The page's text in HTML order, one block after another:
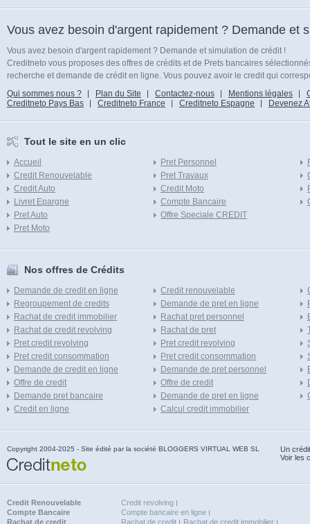
Vous avez besoin d'argent rapidement ? Demande et
Vous avez besoin d'argent rapidement ? Demande et simulation de crédit !
Creditneto vous proposes des offres de crédits et de Prets bancaires
recherche et demande de crédit en ligne. Vous pouvez avoir le credit qui
Qui sommes nous ?
Plan du Site Contactez-nous Mentions légales
Creditneto Pays Bas
Creditneto France Creditneto Espagne Devenez
Tout le site en un clic
Accueil
Credit Renouvelable
Credit Auto
Livret Epargne
Pret Auto
Pret Moto
Pret Personnel
Pret Travaux
Credit Moto
Compte Bancaire
Offre Speciale CREDIT
Nos offres de Crédits
Demande de credit en ligne
Regroupement de credits
Rachat de credit immobilier
Rachat de credit revolving
Pret credit revolving
Pret credit consommation
Demande de credit en ligne
Offre de credit
Demande pret bancaire
Credit en ligne
Credit renouvelable
Demande de pret en ligne
Rachat pret personnel
Rachat de pret
Pret credit revolving
Pret credit consommation
Demande de pret personnel
Offre de credit
Demande de pret en ligne
Calcul credit immobilier
Copyright 2004-2025 - Site édité par la société BLOGGERS VIRTUAL WEB SL
Un
Voir les
Credit Renouvelable
Credit revolving
Compte Bancaire
Compte bancaire en ligne
Rachat de credit
Rachat de credit Rachat de credit immobilier